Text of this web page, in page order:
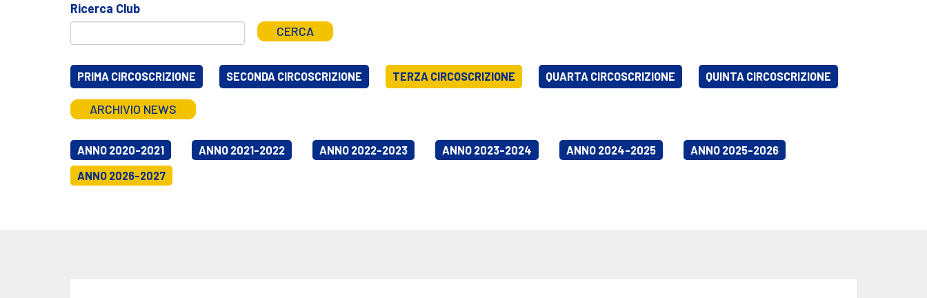
Ricerca Club
CERCA
PRIMA CIRCOSCRIZIONE SECONDA CIRCOSCRIZIONE TERZA CIRCOSCRIZIONE QUARTA CIRCOSCRIZIONE QUINTA CIRCOSCRIZIONE
ARCHIVIO NEWS
ANNO 2020-2021 ANNO 2021-2022 ANNO 2022-2023 ANNO 2023-2024 ANNO 2024-2025
ANNO 2025-2026
ANNO 2026-2027